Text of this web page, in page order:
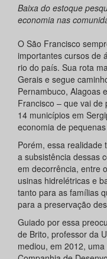
Baixa do estoque
economia nas
O São Francisco
importantes cursos de
rio do país. Sua rota
Gerais e segue
Pernambuco, Alagoas
Francisco – que vai
14 municípios em
economia de
Porém, essa realidade
a subsistência dessas
em decorrência, entre
usinas hidrelétricas e
tanto para as famílias
para a preservação
Guiado por essa
de Brito, professor da
mediou, em 2012,